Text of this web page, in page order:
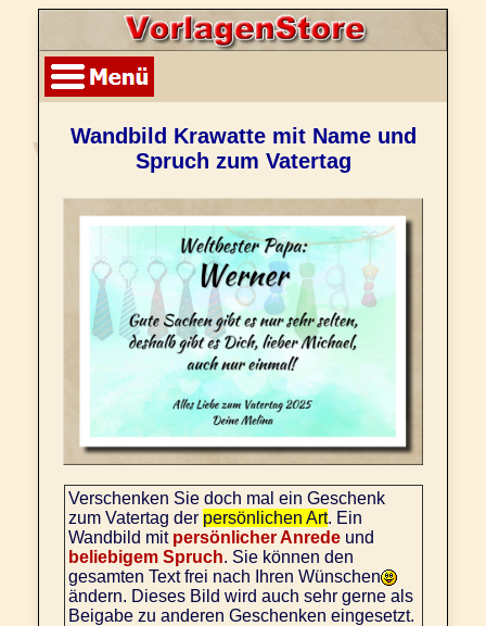
Wandbild Krawatte mit Name und
Spruch zum Vatertag
Verschenken Sie doch mal ein Geschenk
zum Vatertag der persönlichen Art. Ein
Wandbild mit persönlicher Anredeund
beliebigem Spruch. Sie können den
gesamten Text frei nach Ihren Wünschen
ändern. Dieses Bild wird auch sehr gerne als
Beigabe zu anderen Geschenken eingesetzt.